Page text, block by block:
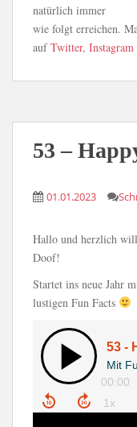
natürlich immer
wie folgt erreichen.
aufTwitter, Instagram
53 –
01.01.2023
Hallo und herzlich
Doof!
Startet ins neue Jahr
lustigen Fun Facts